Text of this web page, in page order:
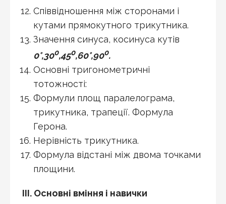
Співвідношення між сторонами і
кутами прямокутного трикутника.
Значення синуса, косинуса кутів
0°,300,450,60°,900.
Основні тригонометричні
тотожності:
Формули площ паралелограма,
трикутника, трапеції. Формула
Герона.
Нерівність трикутника.
Формула відстані між двома точками
площини.
III. Основні вміння і навички